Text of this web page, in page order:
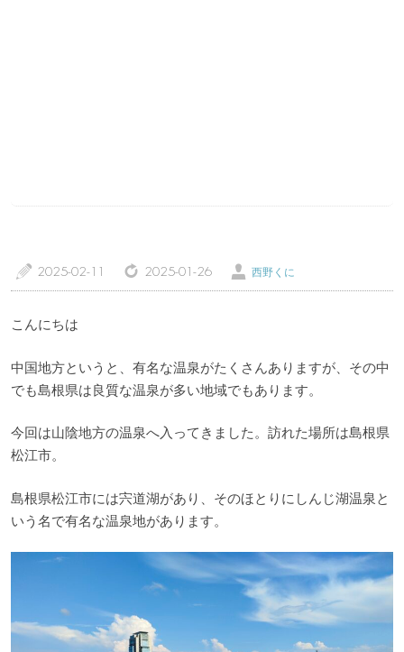
管理人随筆 当サイトについて
ご意見・お問い合わせ 利用規約
a 2025-02-11 z 2025-01-26 Ü 西野くに
こんにちは
中国地方というと、有名な温泉がたくさんありますが、その中
でも島根県は良質な温泉が多い地域でもあります。
今回は山陰地方の温泉へ入ってきました。訪れた場所は島根県
松江市。
島根県松江市には宍道湖があり、そのほとりにしんじ湖温泉と
いう名で有名な温泉地があります。